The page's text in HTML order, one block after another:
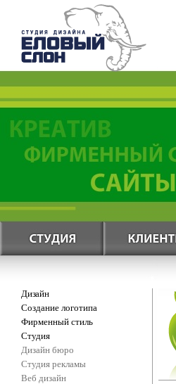
Дизайн
Создание логотипа
Фирменный стиль
Студия
Дизайн бюро
Студия рекламы
Веб дизайн